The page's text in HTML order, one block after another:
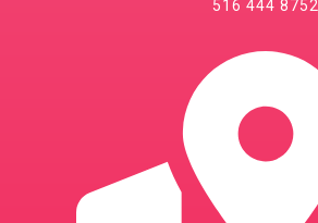
516 444 8752